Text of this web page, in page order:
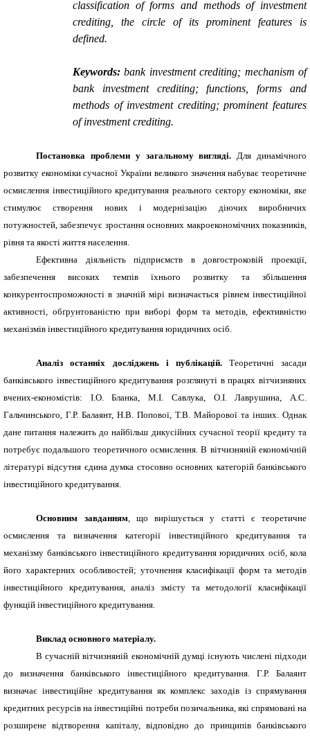
classification of forms and methods of investment
crediting, the circle of its prominent features is
defined.
Keywords: bank investment crediting; mechanism of
bank investment crediting;functions ,forms and
methods of investment crediting;prominent features
of investment crediting.
Постановка проблеми у загальному вигляді. Для динамічного
розвитку економіки сучасної України великого значення набуває теоретичне
осмислення інвестиційного кредитування реального сектору економіки, яке
стимулює створення нових і модернізацію діючих виробничих
потужностей, забезпечує зростання основних макроекономічних показників,
рівня та якості життя населення.
Ефективна діяльність підприємств в довгостроковій проекції,
забезпечення високих темпів їхнього розвитку та збільшення
конкурентоспроможності в значній мірі визначається рівнем інвестиційної
активності, обґрунтованістю при виборі форм та методів, ефективністю
механізмів інвестиційного кредитування юридичних осіб.
Аналіз останніх досліджень і публікацій. Теоретичні засади
банківського інвестиційного кредитування розглянуті в працях вітчизняних
вчених-економістів: І.О. Бланка, М.І. Савлука, О.І. Лаврушина, А.С.
Гальчинського, Г.Р. Балаянт, Н.В. Попової, Т.В. Майорової та інших. Однак
дане питання належить до найбільш дикусійних сучасної теорії кредиту та
потребує подальшого теоретичного осмислення. В вітчизняній економічній
літературі відсутня єдина думка стосовно основних категорій банківського
інвестиційного кредитування.
Основним завданням, що вирішується у статті є теоретичне
осмислення та визначення категорії інвестиційного кредитування та
механізму банківського інвестиційного кредитування юридичних осіб, кола
його характерних особливостей; уточнення класифікації форм та методів
інвестиційного кредитування, аналіз змісту та методології класифікації
функцій інвестиційного кредитування.
Виклад основного матеріалу.
В сучасній вітчизняній економічній думці існують числені підходи
до визначення банківського інвестиційного кредитування. Г.Р. Балаянт
визначає інвестиційне кредитування як комплекс заходів із спрямування
кредитних ресурсів на інвестиційні потреби позичальника, які спрямовані на
розширене відтворення капіталу, відповідно до принципів банківського